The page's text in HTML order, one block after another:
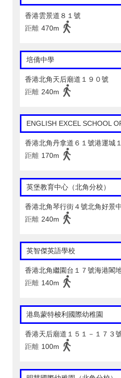
香港雲景道８１號
距離 470m
培僑中學
香港北角天后廟道１９０號
距離 240m
ENGLISH EXCEL SCHOOL
香港北角丹拿道６１號港運城
距離 170m
英堡教育中心（北角分校）
香港北角琴行街４號北角好景
距離 240m
英智傑英語學校
香港北角繼園台１７號海港
距離 140m
港島蒙特梭利國際幼稚園
香港天后廟道１５１－１７３
距離 100m